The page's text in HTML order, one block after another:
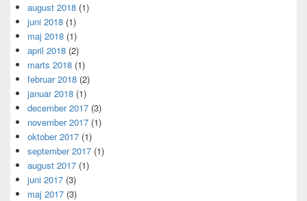
august 2018 (1)
juni 2018 (1)
maj 2018 (1)
april 2018 (2)
marts 2018 (1)
februar 2018 (2)
januar 2018 (1)
december 2017 (3)
november 2017 (1)
oktober 2017 (1)
september 2017 (1)
august 2017 (1)
juni 2017 (3)
maj 2017 (3)